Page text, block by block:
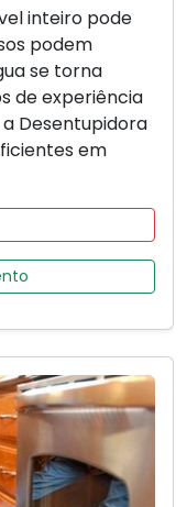
inteiro pode
podem
se torna
de experiência
Desentupidora
em